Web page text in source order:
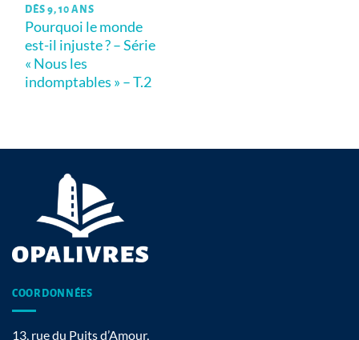
DÈS 9, 10 ANS
Pourquoi le monde
est-il injuste ? – Série
« Nous les
indomptables » – T.2
COORDONNÉES
13, rue du Puits d’Amour,